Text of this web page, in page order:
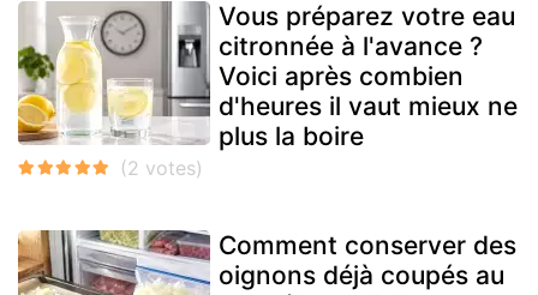
Vous préparez votre eau
citronnée à l'avance ?
Voici après combien
d'heures il vaut mieux ne
plus la boire
Comment conserver des
oignons déjà coupés au